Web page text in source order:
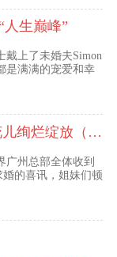
生巅峰”
戴上了未婚夫Simon
是满满的宠爱和幸
惊叹美！ 生命的花儿绚烂绽放（47岁的Lily结婚啦！）
广州总部全体收到
的喜讯，姐妹们顿